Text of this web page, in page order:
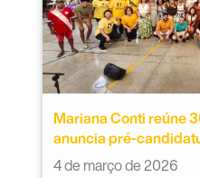
Mariana Conti reúne
anuncia pré-
4 de março de 2026